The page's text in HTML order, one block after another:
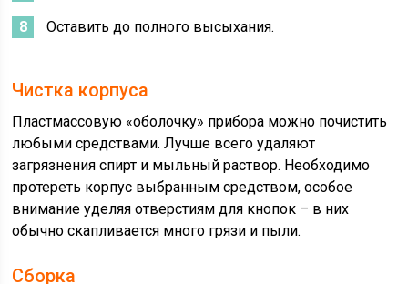
Оставить до полного высыхания.
Чистка корпуса
Пластмассовую «оболочку» прибора можно почистить
любыми средствами. Лучше всего удаляют
загрязнения спирт и мыльный раствор. Необходимо
протереть корпус выбранным средством, особое
внимание уделяя отверстиям для кнопок – в них
обычно скапливается много грязи и пыли.
Сборка